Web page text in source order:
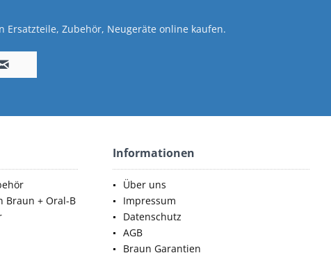
Ersatzteile, Zubehör, Neugeräte online kaufen.
Braun + Oral-B
Informationen
Über uns
Impressum
Datenschutz
AGB
Braun Garantien